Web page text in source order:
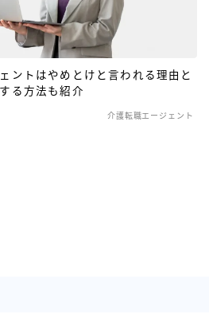
ントはやめとけと言われる理由と
る方法も紹介
介護転職エージェント